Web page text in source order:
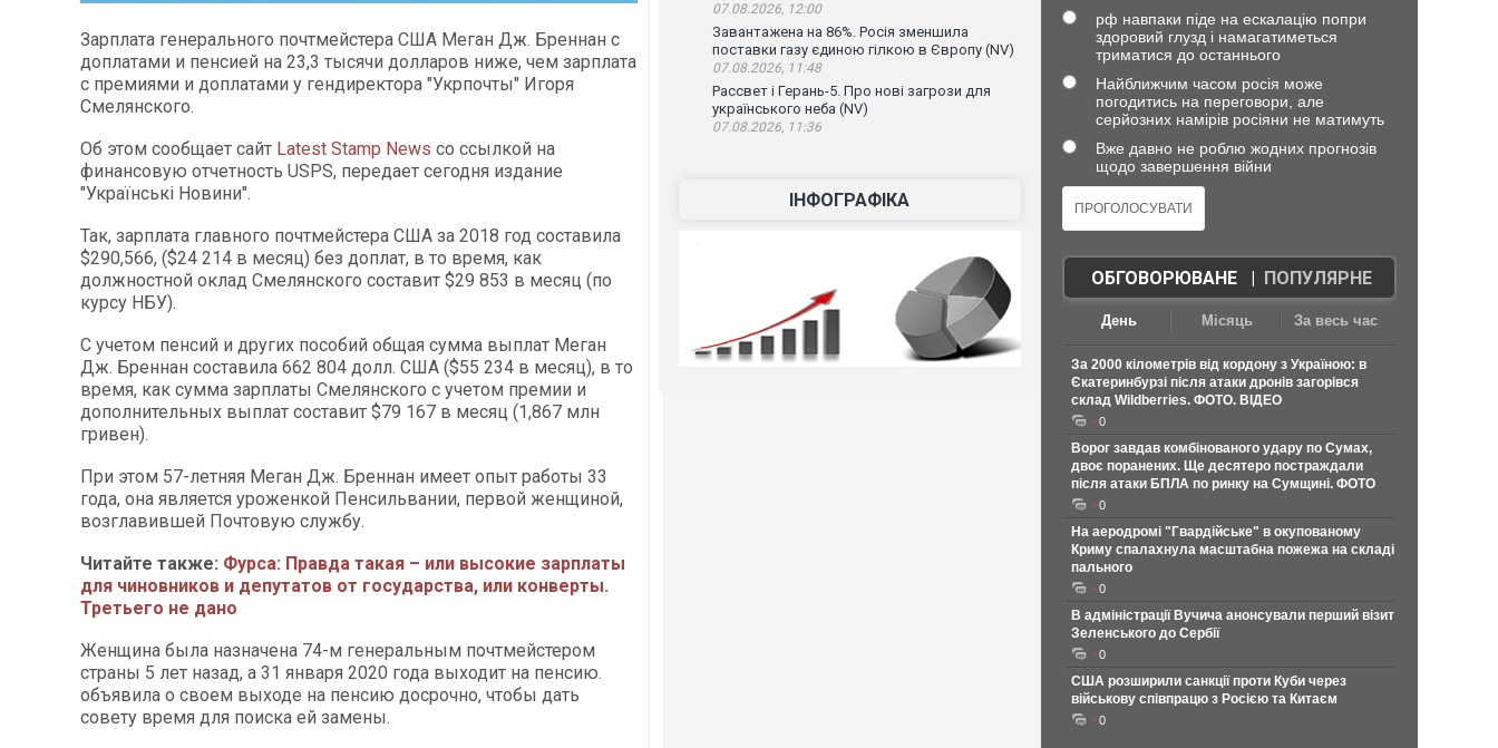
Зарплата генерального почтмейстера США Меган Дж. Бреннан с
доплатами и пенсией на 23,3 тысячи долларов ниже, чем зарплата
с премиями и доплатами у гендиректора "Укрпочты" Игоря
Смелянского.
Об этом сообщает сайт Latest Stamp News со ссылкой на
финансовую отчетность USPS, передает сегодня издание
"Українські Новини".
Так, зарплата главного почтмейстера США за 2018 год составила
$290,566, ($24 214 в месяц) без доплат, в то время, как
должностной оклад Смелянского составит $29 853 в месяц (по
курсу НБУ).
С учетом пенсий и других пособий общая сумма выплат Меган
Дж. Бреннан составила 662 804 долл. США ($55 234 в месяц), в то
время, как сумма зарплаты Смелянского с учетом премии и
дополнительных выплат составит $79 167 в месяц (1,867 млн
гривен).
При этом 57-летняя Меган Дж. Бреннан имеет опыт работы 33
года, она является уроженкой Пенсильвании, первой женщиной,
возглавившей Почтовую службу.
Читайте также: Фурса: Правда такая – или высокие зарплаты
для чиновников и депутатов от государства, или конверты.
Третьего не дано
Женщина была назначена 74-м генеральным почтмейстером
страны 5 лет назад, а 31 января 2020 года выходит на пенсию.
объявила о своем выходе на пенсию досрочно, чтобы дать
совету время для поиска ей замены.
07.08.2026, 12:00
Завантажена на 86%. Росія зменшила
поставки газу єдиною гілкою в Європу (NV)
07.08.2026, 11:48
Рассвет і Герань-5. Про нові загрози для
українського неба (NV)
07.08.2026, 11:36
ІНФОГРАФІКА
рф навпаки піде на ескалацію попри
здоровий глузд і намагатиметься
триматися до останнього
Найближчим часом росія може
погодитись на переговори, але
серйозних намірів росіяни не матимуть
Вже давно не роблю жодних прогнозів
щодо завершення війни
ОБГОВОРЮВАНЕ| ПОПУЛЯРНЕ
День Місяць За весь час
За 2000 кілометрів від кордону з Україною: в
Єкатеринбурзі після атаки дронів загорівся
склад Wildberries. ФОТО. ВІДЕО
0
Ворог завдав комбінованого удару по Сумах,
двоє поранених. Ще десятеро постраждали
після атаки БПЛА по ринку на Сумщині. ФОТО
0
На аеродромі "Гвардійське" в окупованому
Криму спалахнула масштабна пожежа на складі
пального
0
В адміністрації Вучича анонсували перший візит
Зеленського до Сербії
0
США розширили санкції проти Куби через
військову співпрацю з Росією та Китаєм
0